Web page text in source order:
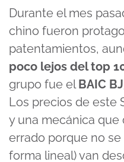
Durante el mes
chino fueron
patentamientos,
poco lejos del top
grupo fue elBAIC
Los precios de este
y una mecánica que
errado porque no
forma lineal) van